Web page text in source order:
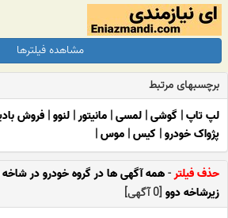
مشاهده فیلترها
برچسبهای مرتبط
لپ تاپ| گوشی| لمسی| مانیتور| لنوو| فروش
پژواک خودرو| کیس| موس|
حذف فیلتر-همه آگهی ها در گروه خودرو در
زیرشاخه دوو [0 آگهی]